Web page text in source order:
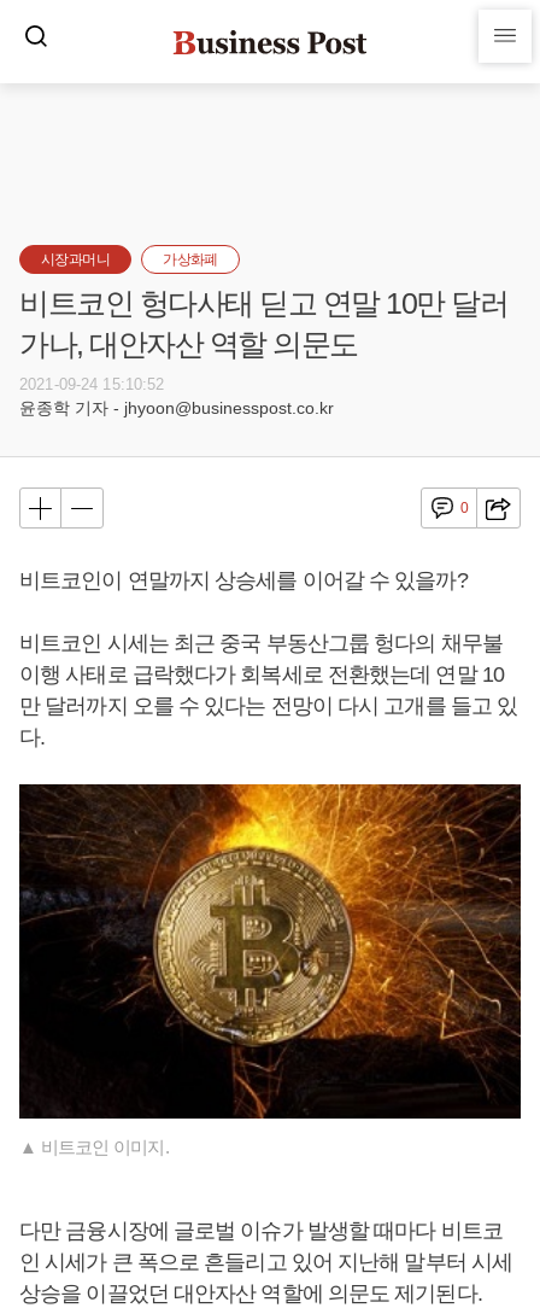
시장과머니 가상화폐
비트코인 헝다사태 딛고 연말 10만 달러
가나, 대안자산 역할 의문도
2021-09-24 15:10:52
윤종학 기자 - jhyoon@businesspost.co.kr
0
비트코인이 연말까지 상승세를 이어갈 수 있을까?
비트코인 시세는 최근 중국 부동산그룹 헝다의 채무불
이행 사태로 급락했다가 회복세로 전환했는데 연말 10
만 달러까지 오를 수 있다는 전망이 다시 고개를 들고 있
다.
▲ 비트코인 이미지.
다만 금융시장에 글로벌 이슈가 발생할 때마다 비트코
인 시세가 큰 폭으로 흔들리고 있어 지난해 말부터 시세
상승을 이끌었던 대안자산 역할에 의문도 제기된다.